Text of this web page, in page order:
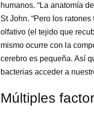
humanos. “La anatomía
St John. “Pero los
olfativo (el tejido que
mismo ocurre con la
cerebro es pequeña. Así
bacterias acceder a
Múltiples